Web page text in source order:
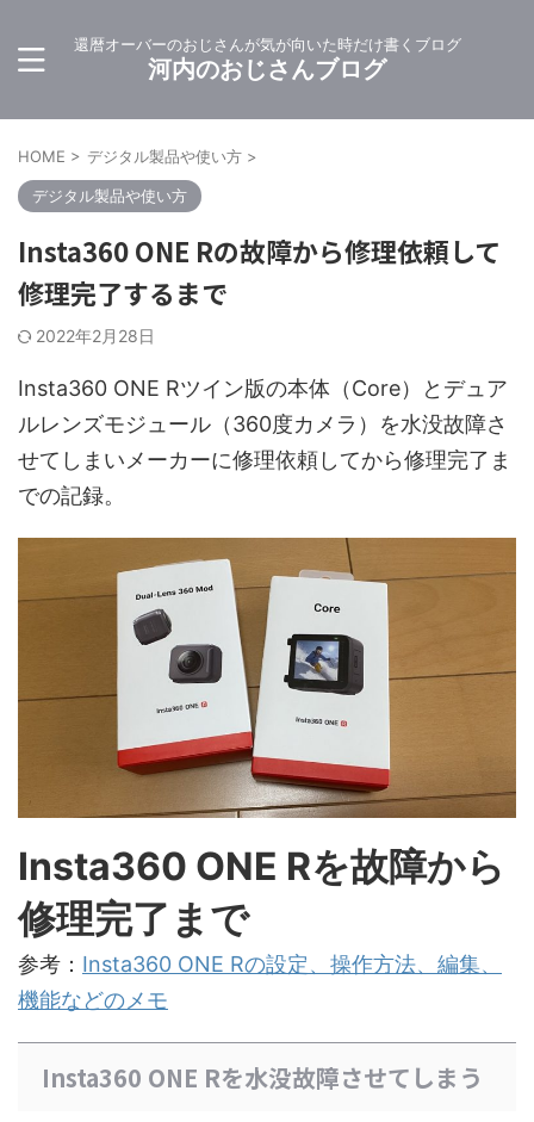
還暦オーバーのおじさんが気が向いた時だけ書くブログ
河内のおじさんブログ
HOME > デジタル製品や使い方 >
デジタル製品や使い方
Insta360 ONE Rの故障から修理依頼して
修理完了するまで
2022年2月28日
Insta360 ONE Rツイン版の本体（Core）とデュア
ルレンズモジュール（360度カメラ）を水没故障さ
せてしまいメーカーに修理依頼してから修理完了ま
での記録。
Insta360 ONE Rを故障から
修理完了まで
参考： Insta360 ONE Rの設定、操作方法、編集、
機能などのメモ
Insta360 ONE Rを水没故障させてしまう